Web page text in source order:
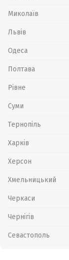
Миколаїв
Львів
Одеса
Полтава
Рівне
Суми
Тернопіль
Харків
Херсон
Хмельницький
Черкаси
Чернігів
Севастополь